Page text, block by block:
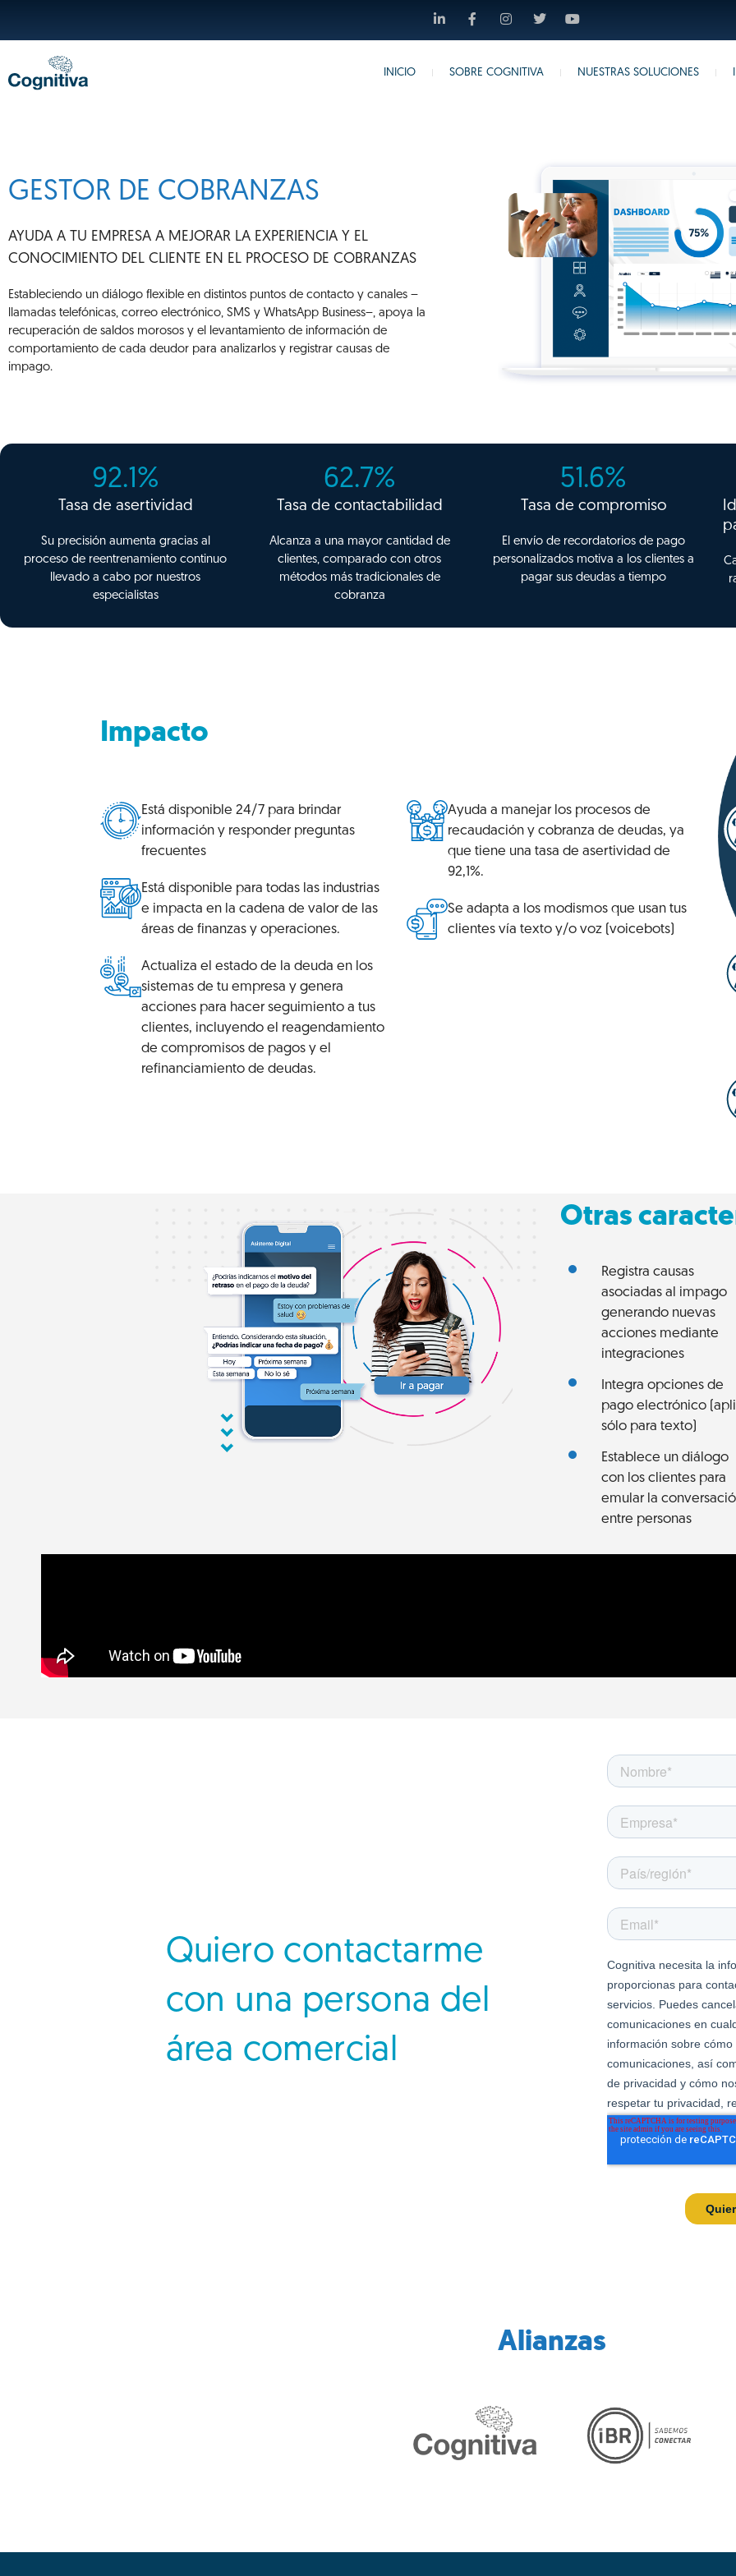
INICIO SOBRE COGNITIVA NUESTRAS SOLUCIONES
GESTOR DE COBRANZAS
AYUDA A TU EMPRESA A MEJORAR LA EXPERIENCIA Y EL
CONOCIMIENTO DEL CLIENTE EN EL PROCESO DE COBRANZAS
Estableciendo un diálogo flexible en distintos puntos de contacto y canales –
llamadas telefónicas, correo electrónico, SMS y WhatsApp Business–, apoya la
recuperación de saldos morosos y el levantamiento de información de
comportamiento de cada deudor para analizarlos y registrar causas de
impago.
Tasa de asertividad
92.1%
Su precisión aumenta gracias al
proceso de reentrenamiento continuo
llevado a cabo por nuestros
especialistas
Tasa de contactabilidad
62.7%
Alcanza a una mayor cantidad de
clientes, comparado con otros
métodos más tradicionales de
cobranza
Tasa de compromiso
51.6%
El envío de recordatorios de pago
personalizados motiva a los clientes a
pagar sus deudas a tiempo
Impacto
Está disponible 24/7 para brindar
información y responder preguntas
frecuentes
Está disponible para todas las industrias
e impacta en la cadena de valor de las
áreas de finanzas y operaciones.
Actualiza el estado de la deuda en los
sistemas de tu empresa y genera
acciones para hacer seguimiento a tus
clientes, incluyendo el reagendamiento
de compromisos de pagos y el
refinanciamiento de deudas.
Ayuda a manejar los procesos de
recaudación y cobranza de deudas, ya
que tiene una tasa de asertividad de
92,1%.
Se adapta a los modismos que usan tus
clientes vía texto y/o voz (voicebots)
Otras
Registra causas
asociadas al impago
generando nuevas
acciones mediante
integraciones
Integra opciones de
pago electrónico
sólo para texto)
Establece un diálogo
con los clientes para
emular la
entre personas
Quiero contactarme
con una persona del
área comercial
Alianzas